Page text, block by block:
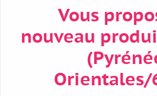
Vous
nouveau
Orientales/